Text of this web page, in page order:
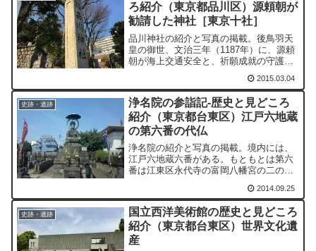
ろ紹介（東京都品川区）源頼朝が
勧請した神社［東京十社］
品川神社の紹介と写真の掲載。後鳥羽天
皇の御世、文治三年（1187年）に、源頼
朝が海上交通安全と、祈願成就の守護神
理乃命（あめのひりのめのみこと）を勧
請した神社とされている。
2015.03.04
史跡・遺跡
浄名院の参詣記-歴史と見どころ
紹介（東京都台東区）江戸六地蔵
の第六番の代仏
浄名院の紹介と写真の掲載。境内には、
江戸六地蔵六番がある。もともとは第六
番は江東区永代寺の富岡八幡宮の二の鳥
2014.09.25
史跡・遺跡
国立西洋美術館の歴史と見どころ
紹介（東京都台東区）世界文化遺
産